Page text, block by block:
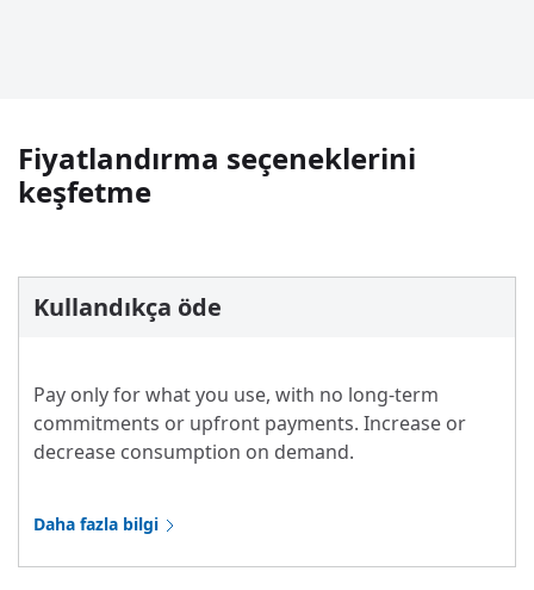
Fiyatlandırma seçeneklerini
keşfetme
Kullandıkça öde
Pay only for what you use, with no long-term
commitments or upfront payments. Increase or
decrease consumption on demand.
Daha fazla bilgi